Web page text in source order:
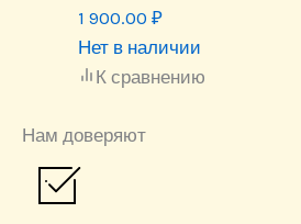
1 900.00 ₽
Нет в наличии
К сравнению
Нам доверяют